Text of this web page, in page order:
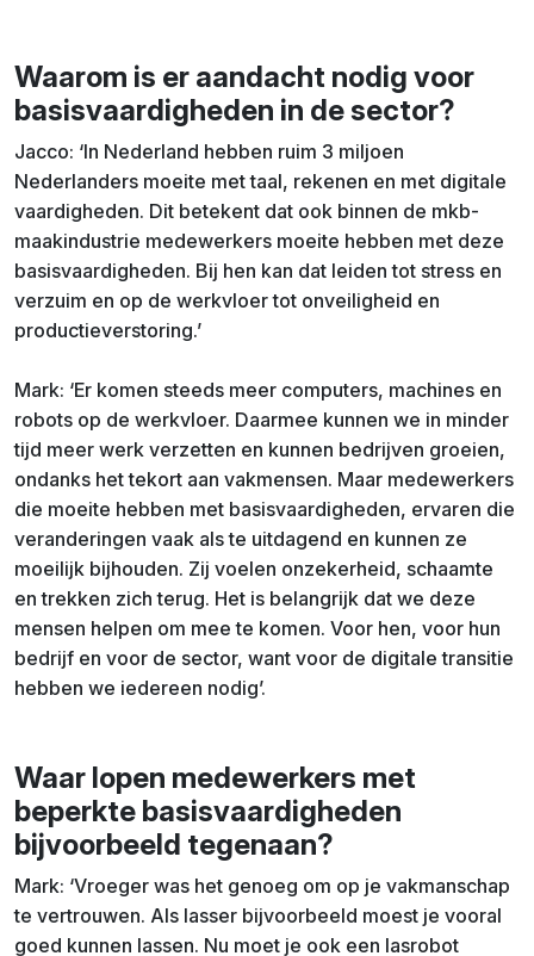
Waarom is er aandacht nodig voor
basisvaardigheden in de sector?
Jacco: ‘In Nederland hebben ruim 3 miljoen
Nederlanders moeite met taal, rekenen en met digitale
vaardigheden. Dit betekent dat ook binnen de mkb-
maakindustrie medewerkers moeite hebben met deze
basisvaardigheden. Bij hen kan dat leiden tot stress en
verzuim en op de werkvloer tot onveiligheid en
productieverstoring.’
Mark: ‘Er komen steeds meer computers, machines en
robots op de werkvloer. Daarmee kunnen we in minder
tijd meer werk verzetten en kunnen bedrijven groeien,
ondanks het tekort aan vakmensen. Maar medewerkers
die moeite hebben met basisvaardigheden, ervaren die
veranderingen vaak als te uitdagend en kunnen ze
moeilijk bijhouden. Zij voelen onzekerheid, schaamte
en trekken zich terug. Het is belangrijk dat we deze
mensen helpen om mee te komen. Voor hen, voor hun
bedrijf en voor de sector, want voor de digitale transitie
hebben we iedereen nodig’.
Waar lopen medewerkers met
beperkte basisvaardigheden
bijvoorbeeld tegenaan?
Mark: ‘Vroeger was het genoeg om op je vakmanschap
te vertrouwen. Als lasser bijvoorbeeld moest je vooral
goed kunnen lassen. Nu moet je ook een lasrobot